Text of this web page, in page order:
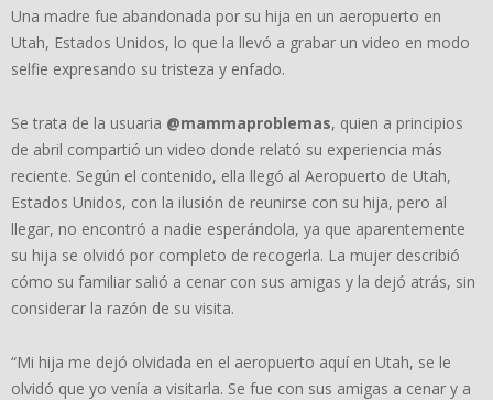
Una madre fue abandonada por su hija en un aeropuerto en
Utah, Estados Unidos, lo que la llevó a grabar un video en modo
selfie expresando su tristeza y enfado.
Se trata de la usuaria @mammaproblemas, quien a principios
de abril compartió un video donde relató su experiencia más
reciente. Según el contenido, ella llegó al Aeropuerto de Utah,
Estados Unidos, con la ilusión de reunirse con su hija, pero al
llegar, no encontró a nadie esperándola, ya que aparentemente
su hija se olvidó por completo de recogerla. La mujer describió
cómo su familiar salió a cenar con sus amigas y la dejó atrás, sin
considerar la razón de su visita.
“Mi hija me dejó olvidada en el aeropuerto aquí en Utah, se le
olvidó que yo venía a visitarla. Se fue con sus amigas a cenar y a